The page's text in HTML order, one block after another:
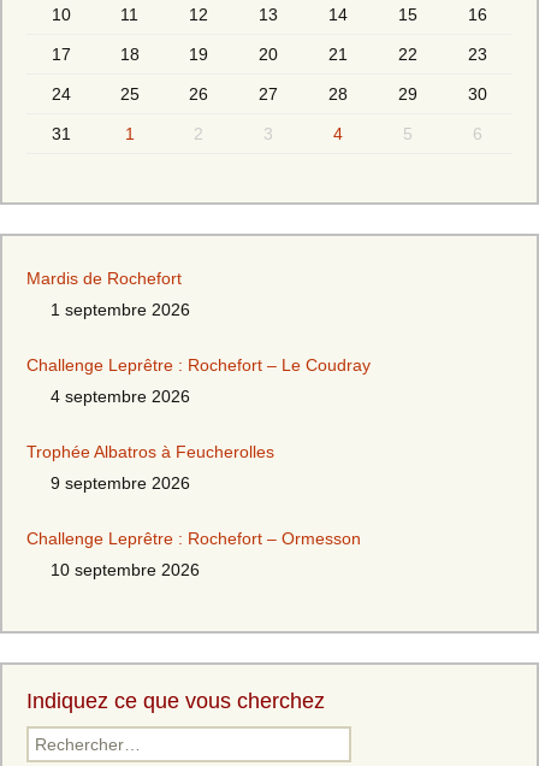
10 11 12 13 14 15 16
17 18 19 20 21 22 23
24 25 26 27 28 29 30
31 1 2 3 4 5 6
Mardis de Rochefort
1 septembre 2026
Challenge Leprêtre : Rochefort – Le Coudray
4 septembre 2026
Trophée Albatros à Feucherolles
9 septembre 2026
Challenge Leprêtre : Rochefort – Ormesson
10 septembre 2026
Indiquez ce que vous cherchez
Rechercher :